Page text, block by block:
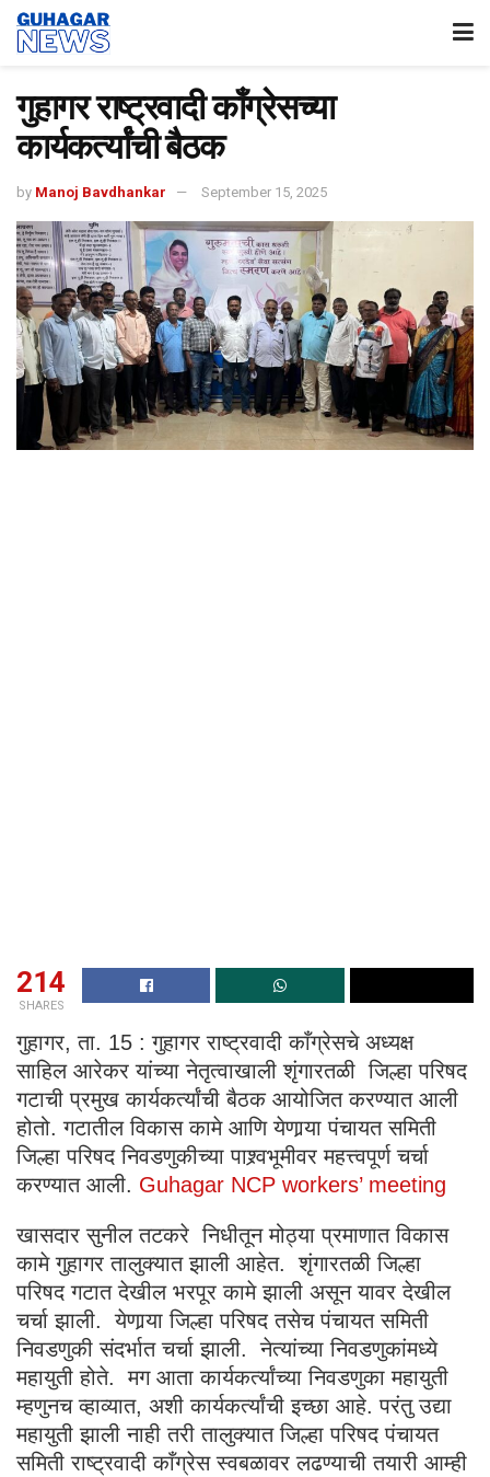
गुहागर राष्ट्रवादी काँग्रेसच्या
कार्यकर्त्यांची बैठक
by Manoj Bavdhankar September 15, 2025
214
SHARES
गुहागर, ता. 15 : गुहागर राष्ट्रवादी काँग्रेसचे अध्यक्ष
साहिल आरेकर यांच्या नेतृत्वाखाली शृंगारतळी जिल्हा परिषद
गटाची प्रमुख कार्यकर्त्यांची बैठक आयोजित करण्यात आली
होतो. गटातील विकास कामे आणि येणार्‍या पंचायत समिती
जिल्हा परिषद निवडणुकीच्या पाश्र्वभूमीवर महत्त्वपूर्ण चर्चा
करण्यात आली. Guhagar NCP workers’ meeting
खासदार सुनील तटकरे निधीतून मोठ्या प्रमाणात विकास
कामे गुहागर तालुक्यात झाली आहेत. शृंगारतळी जिल्हा
परिषद गटात देखील भरपूर कामे झाली असून यावर देखील
चर्चा झाली. येणार्‍या जिल्हा परिषद तसेच पंचायत समिती
निवडणुकी संदर्भात चर्चा झाली. नेत्यांच्या निवडणुकांमध्ये
महायुती होते. मग आता कार्यकर्त्यांच्या निवडणुका महायुती
म्हणुनच व्हाव्यात, अशी कार्यकर्त्यांची इच्छा आहे. परंतु उद्या
महायुती झाली नाही तरी तालुक्यात जिल्हा परिषद पंचायत
समिती राष्ट्रवादी काँग्रेस स्वबळावर लढण्याची तयारी आम्ही